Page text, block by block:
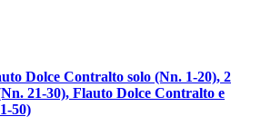
Dolce Contralto solo (Nn. 1-20), 2
21-30), Flauto Dolce Contralto e
50)